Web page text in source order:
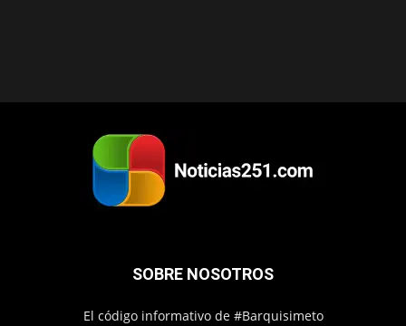
SOBRE NOSOTROS
El código informativo de #Barquisimeto